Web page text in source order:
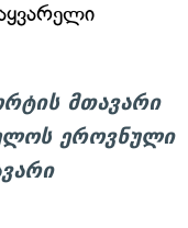
მთავარი
ეროვნული